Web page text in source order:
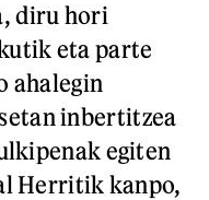
diru hori
eta parte
ahalegin
inbertitzea
egiten
Herritik kanpo,